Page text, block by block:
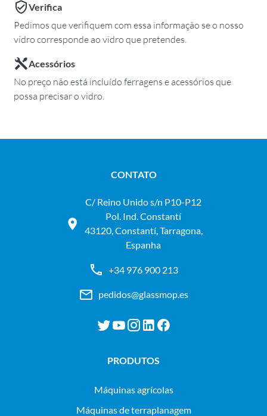
Verifica
Pedimos que verifiquem com essa informação se o nosso
vidro corresponde ao vidro que pretendes.
Acessórios
No preço não está incluído ferragens e acessórios que
possa precisar o vidro.
CONTATO
C/ Reino Unido s/n P10-P12
Pol. Ind. Constantí
43120, Constantí, Tarragona,
Espanha
+34 976 900 213
pedidos@glassmop.es
PRODUTOS
máquinas agrícolas
máquinas de terraplanagem